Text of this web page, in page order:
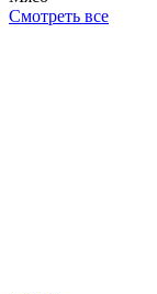
Смотреть все